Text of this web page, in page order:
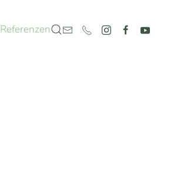
Referenzen